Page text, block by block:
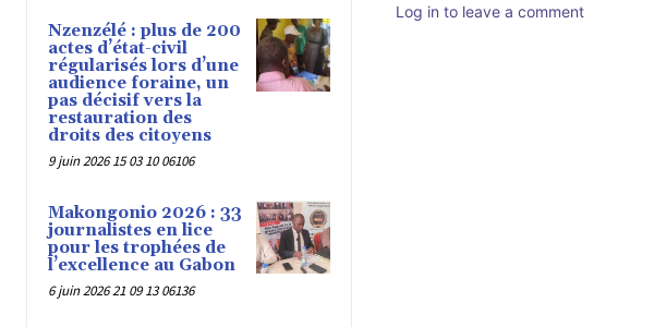
Nzenzélé : plus de 200
actes d’état-civil
régularisés lors d’une
audience foraine, un
pas décisif vers la
restauration des
droits des citoyens
9 juin 2026 15 03 10 06106
Makongonio 2026 : 33
journalistes en lice
pour les trophées de
l’excellence au Gabon
6 juin 2026 21 09 13 06136
Log in to leave a comment